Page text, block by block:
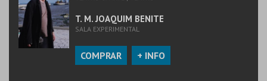
T. M. JOAQUIM BENITE
SALA EXPERIMENTAL
COMPRAR + INFO